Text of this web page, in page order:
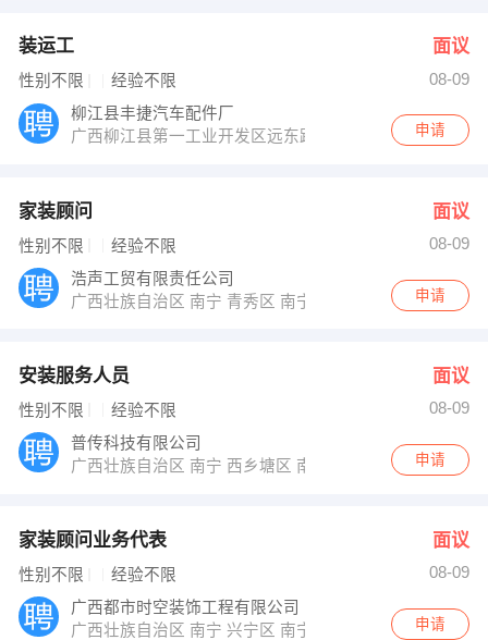
装运工 面议
性别不限 经验不限
08-09
柳江县丰捷汽车配件厂
广西柳江县第一工业开发区远东路8号
申请
家装顾问 面议
性别不限 经验不限
08-09
浩声工贸有限责任公司
广西壮族自治区 南宁 青秀区 南宁市民族大道阳光申请
安装服务人员 面议
性别不限 经验不限
08-09
普传科技有限公司
广西壮族自治区 南宁 西乡塘区 南宁市高新区高新二路1
申请
家装顾问业务代表 面议
性别不限 经验不限
08-09
广西都市时空装饰工程有限公司
广西壮族自治区 南宁 兴宁区 南宁市兴宁区人民东路158
申请